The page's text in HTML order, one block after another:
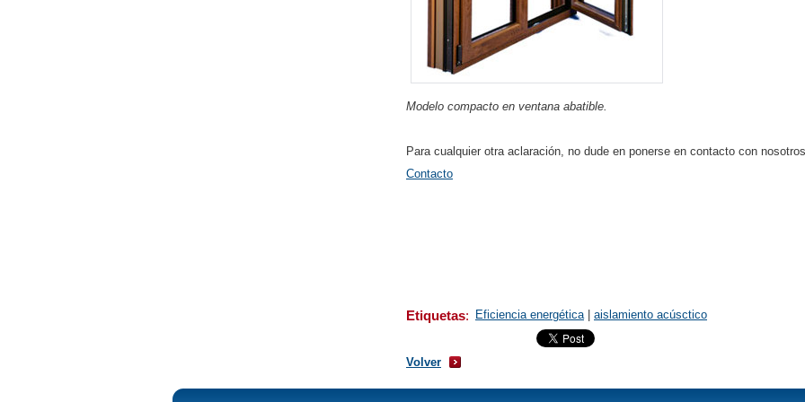
Modelo compacto en ventana abatible.
Para cualquier otra aclaración, no dude en ponerse en contacto con
Contacto
Etiquetas: Eficiencia energética aislamiento acúsctico
Volver